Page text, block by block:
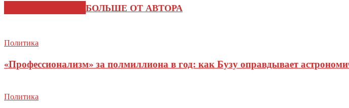
БОЛЬШЕ ОТ АВТОРА
Политика
«Профессионализм» за полмиллиона в год: как Бузу оправдывает
Политика